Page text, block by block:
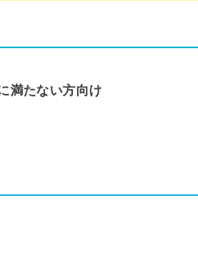
満たない方向け